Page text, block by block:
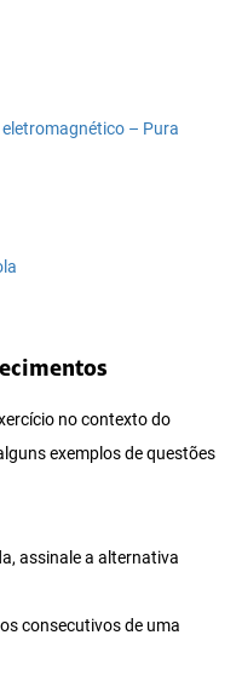
– Pura
no contexto do
exemplos de questões
assinale a alternativa
consecutivos de uma